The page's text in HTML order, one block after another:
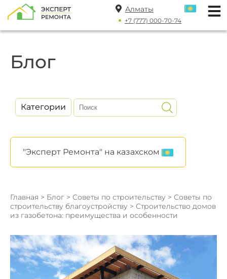
Алматы
+7 (777) 000-70-74
Блог
Категории
"Эксперт Ремонта" на казахском
Главная > Блог > Советы по строительству > Советы по
строительству благоустройству > Строительство домов
из газобетона: преимущества и особенности